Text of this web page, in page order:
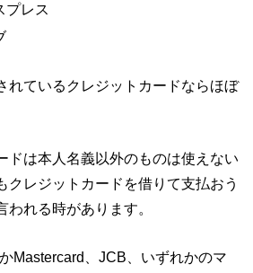
プレス
れているクレジットカードならほぼ
ドは本人名義以外のものは使えない
クレジットカードを借りて支払おう
われる時があります。
Mastercard、JCB、いずれかのマ